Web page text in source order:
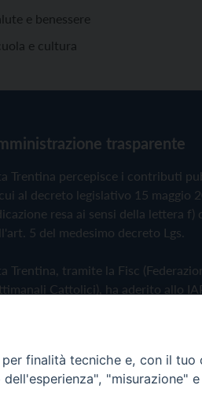
e benessere
e cultura
trasparente
Trentina percepisce i contributi
al decreto legislativo 15 maggio
resa ai sensi della lettera f)
5 del medesimo decreto Lgs.
Trentina, tramite la Fisc
Cattolici), ha aderito allo
Policy Cookie Policy
finalità tecniche e, con il
"misurazione"